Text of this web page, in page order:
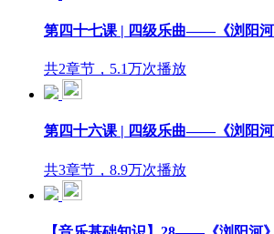
第四十七课 | 四级乐曲——《浏阳河
共2章节，5.1万次播放
第四十六课 | 四级乐曲——《浏阳河
共3章节，8.9万次播放